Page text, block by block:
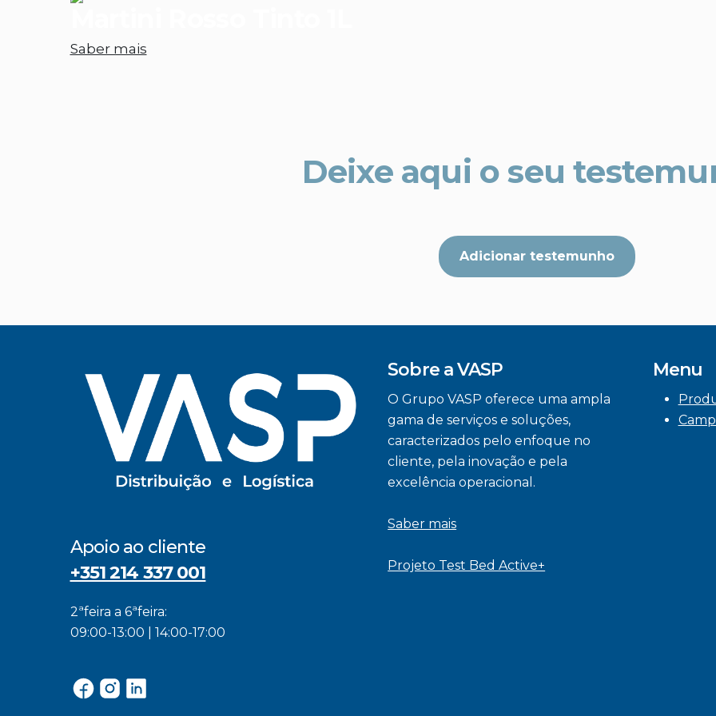
Saber mais
Deixe aqui o seu
Adicionar testemunho
Apoio ao cliente
+351 214 337 001
2ªfeira a 6ªfeira:
09:00-13:00 | 14:00-17:00
Sobre a VASP
O Grupo VASP oferece uma ampla
gama de serviços e soluções,
caracterizados pelo enfoque no
cliente, pela inovação e pela
excelência operacional.
Saber mais
Projeto Test Bed Active+
Menu